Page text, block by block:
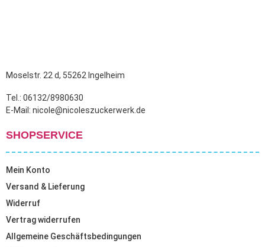
Moselstr. 22 d, 55262 Ingelheim
Tel.: 06132/8980630
E-Mail: nicole@nicoleszuckerwerk.de
SHOPSERVICE
Mein Konto
Versand & Lieferung
Widerruf
Vertrag widerrufen
Allgemeine Geschäftsbedingungen